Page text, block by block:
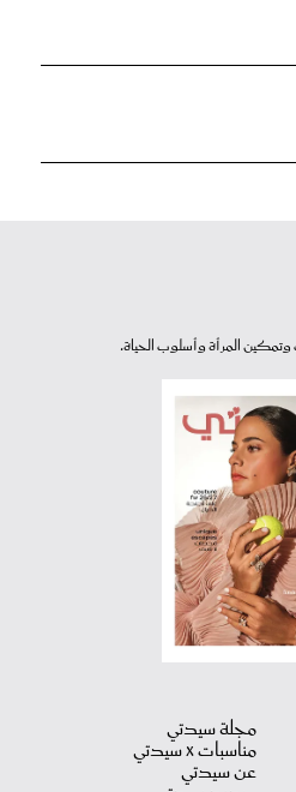
المرأة وأسلوب الحياة.
مجلة سيدتي
مناسبات X سيدتي
عن سيدتي